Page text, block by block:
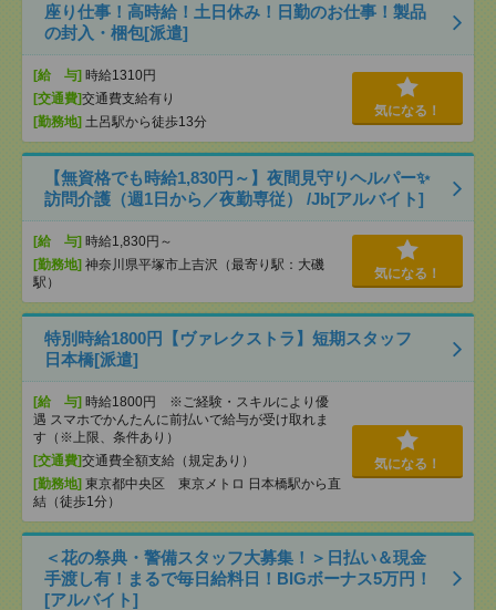
座り仕事！高時給！土日休み！日勤のお仕事！製品
の封入・梱包[派遣]
[給 与] 時給1310円
[交通費]交通費支給有り
[勤務地] 土呂駅から徒歩13分
気になる！
【無資格でも時給1,830円～】夜間見守りヘルパー✨
訪問介護（週1日から／夜勤専従） /Jb[アルバイト]
[給 与] 時給1,830円～
[勤務地] 神奈川県平塚市上吉沢（最寄り駅：大磯
駅）
気になる！
特別時給1800円【ヴァレクストラ】短期スタッフ
日本橋[派遣]
[給 与] 時給1800円 ※ご経験・スキルにより優
遇 スマホでかんたんに前払いで給与が受け取れま
す（※上限、条件あり）
[交通費]交通費全額支給（規定あり）
[勤務地] 東京都中央区 東京メトロ 日本橋駅から直
結（徒歩1分）
気になる！
＜花の祭典・警備スタッフ大募集！＞日払い＆現金
手渡し有！まるで毎日給料日！BIGボーナス5万円！
[アルバイト]